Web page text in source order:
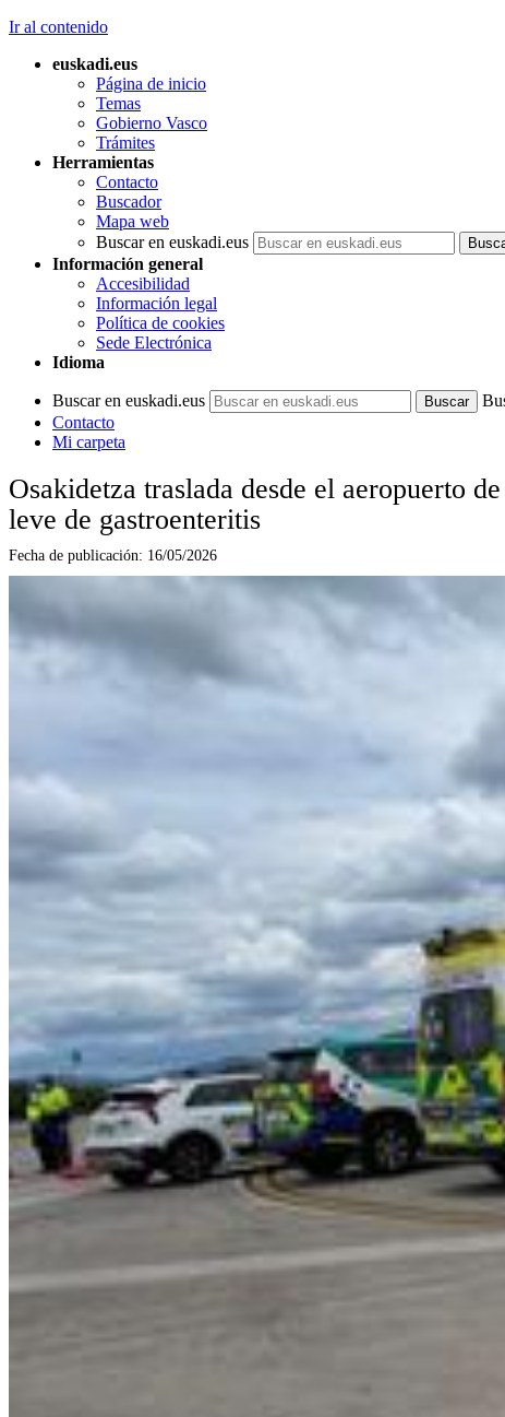
Ir al contenido
euskadi.eus
Página de inicio
Temas
Gobierno Vasco
Trámites
Herramientas
Contacto
Buscador
Mapa web
Buscar en euskadi.eus
Información general
Accesibilidad
Información legal
Política de cookies
Sede Electrónica
Idioma
Buscar en euskadi.eus
Contacto
Mi carpeta
Osakidetza traslada desde el aeropuerto
leve de gastroenteritis
Fecha de publicación: 16/05/2026